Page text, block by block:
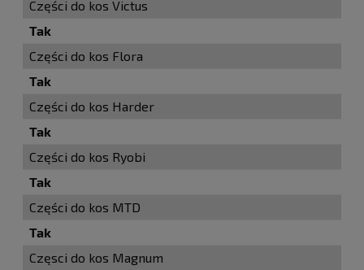
Części do kos Victus
Tak
Części do kos Flora
Tak
Części do kos Harder
Tak
Części do kos Ryobi
Tak
Części do kos MTD
Tak
Częsci do kos Magnum